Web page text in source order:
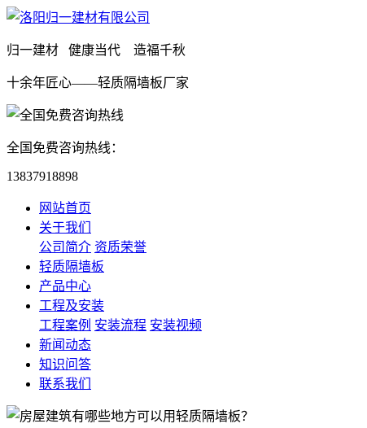
归一建材 健康当代 造福千秋
十余年匠心——轻质隔墙板厂家
全国免费咨询热线：
13837918898
网站首页
关于我们
公司简介 资质荣誉
轻质隔墙板
产品中心
工程及安装
工程案例 安装流程 安装视频
新闻动态
知识问答
联系我们